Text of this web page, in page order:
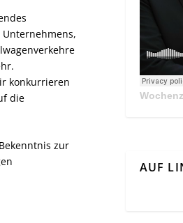
Unternehmens,
konkurrieren
die
zur
AUF